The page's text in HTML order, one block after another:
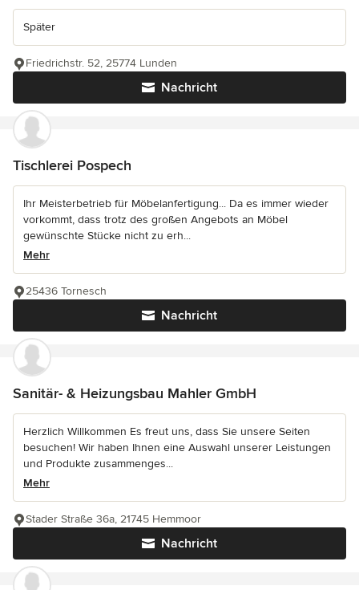
Später
Nachricht
Friedrichstr. 52, 25774 Lunden
Tischlerei Pospech
Ihr Meisterbetrieb für Möbelanfertigung... Da es immer wieder
vorkommt, dass trotz des großen Angebots an Möbel
gewünschte Stücke nicht zu erh...
Mehr
Nachricht
25436 Tornesch
Sanitär- & Heizungsbau Mahler GmbH
Herzlich Willkommen Es freut uns, dass Sie unsere Seiten
besuchen! Wir haben Ihnen eine Auswahl unserer Leistungen
und Produkte zusammenges...
Mehr
Nachricht
Stader Straße 36a, 21745 Hemmoor